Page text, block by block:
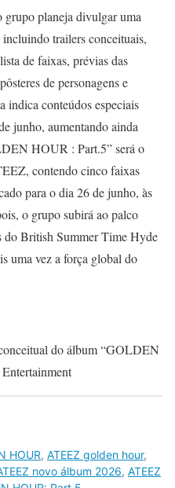
grupo planeja divulgar uma
trailers conceituais,
de faixas, prévias das
de personagens e
indica conteúdos especiais
junho, aumentando ainda
HOUR : Part.5” será o
contendo cinco faixas
para o dia 26 de junho, às
o grupo subirá ao palco
do British Summer Time Hyde
uma vez a força global do
do álbum “GOLDEN
HOUR, ATEEZ golden hour,
novo álbum 2026, ATEEZ